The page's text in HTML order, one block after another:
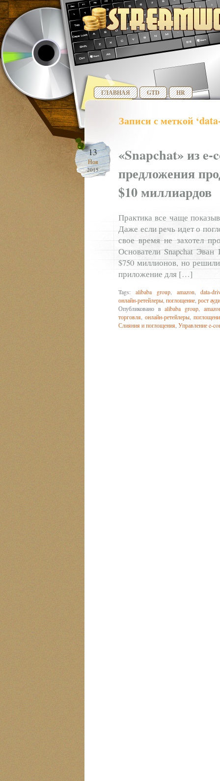
ГЛАВНАЯ GTD HR
Записи с меткой
13
Ноя
2015
«Snapchat» из e-
предложения
$10 миллиардов
Практика все чаще
Даже если речь идет о
свое время не захотел
Основатели Snapchat
$750 миллионов, но
приложение для […]
Tags: alibaba group, amazon ,data-
онлайн-ретейлеры поглощение рост
Опубликовано вalibaba group
торговля онлайн-ретейлеры
Слияния и поглощения Управление e-